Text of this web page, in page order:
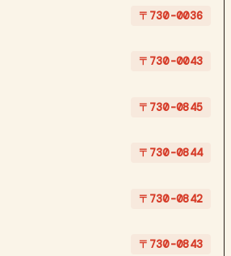
〒730-0036
〒730-0043
〒730-0845
〒730-0844
〒730-0842
〒730-0843